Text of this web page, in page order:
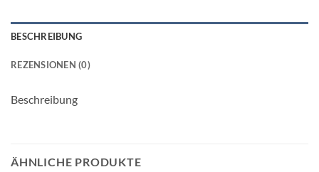
BESCHREIBUNG
REZENSIONEN (0)
Beschreibung
ÄHNLICHE PRODUKTE